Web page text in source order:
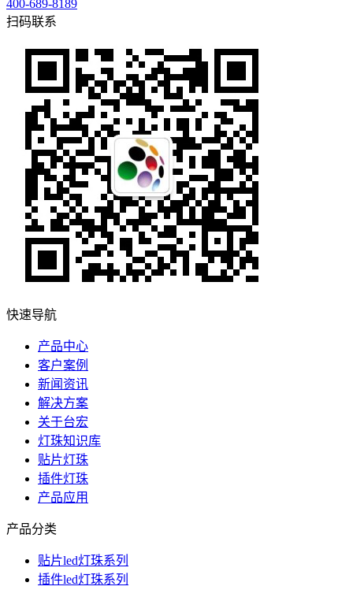
400-689-8189
扫码联系
快速导航
产品中心
客户案例
新闻资讯
解决方案
关于台宏
灯珠知识库
贴片灯珠
插件灯珠
产品应用
产品分类
贴片led灯珠系列
插件led灯珠系列